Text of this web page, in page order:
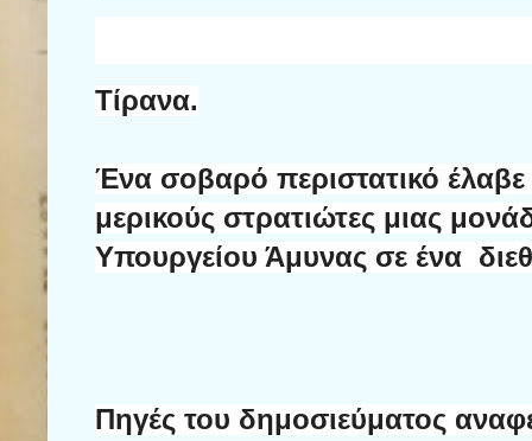
Τίρανα.
Ένα σοβαρό περιστατικό
μερικούς στρατιώτες μιας
Υπουργείου Άμυνας σε ένα
Πηγές του δημοσιεύματος